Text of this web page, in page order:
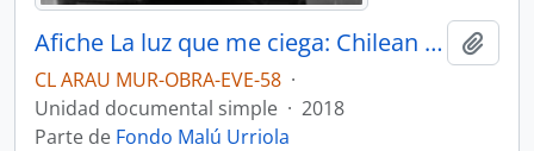
Afiche La luz que me ciega: Chilean poet Malú Urriola in conversation with Javier Guerrero
CL ARAU MUR-OBRA-EVE-58 ·
Unidad documental simple · 2018
Parte de Fondo Malú Urriola